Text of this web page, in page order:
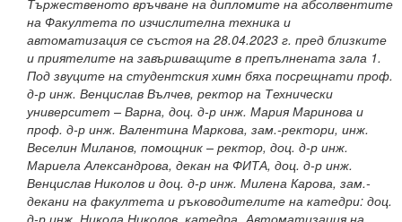
Месец на науката 2024
Начало
Научноизследователски институт
Електротехнически факултет
Факултет по изчислителна техника и автоматизация
Машинно-технологичен факултет
Корабостроителен факултет
Тържественото връчване на дипломите на абсолвентите
на Факултета по изчислителна техника и
автоматизация се състоя на 28.04.2023 г. пред близките
и приятелите на завършващите в препълнената зала 1.
Под звуците на студентския химн бяха посрещнати проф.
д-р инж. Венцислав Вълчев, ректор на Технически
университет – Варна, доц. д-р инж. Мария Маринова и
проф. д-р инж. Валентина Маркова, зам.-ректори, инж.
Веселин Миланов, помощник – ректор, доц. д-р инж.
Мариела Александрова, декан на ФИТА, доц. д-р инж.
Венцислав Николов и доц. д-р инж. Милена Карова, зам.-
декани на факултета и ръководителите на катедри: доц.